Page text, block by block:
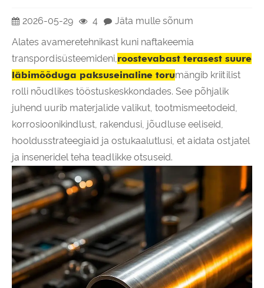
2026-05-29 4
Jäta mulle sõnum
Alates avameretehnikast kuni naftakeemia
transpordisüsteemideni,roostevabast terasest suure
läbimõõduga paksuseinaline torumängib kriitilist
rolli nõudlikes tööstuskeskkondades. See põhjalik
juhend uurib materjalide valikut, tootmismeetodeid,
korrosioonikindlust, rakendusi, jõudluse eeliseid,
hooldusstrateegiaid ja ostukaalutlusi, et aidata ostjatel
ja inseneridel teha teadlikke otsuseid.